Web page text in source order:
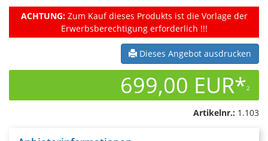
ACHTUNG:Zum Kauf dieses Produkts ist die Vorlage der
Erwerbsberechtigung erforderlich !!!
Dieses Angebot ausdrucken
699,00 EUR*2
Artikelnr.: 1.103